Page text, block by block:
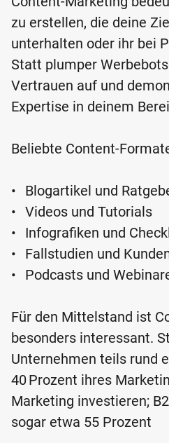
zu erstellen, die deine
unterhalten oder ihr bei
Statt plumper
Vertrauen auf und
Expertise in deinem
Beliebte Content-
•
Blogartikel und
• Videos und Tutorials
•
Infografiken und
•
Fallstudien und
•
Podcasts und
Für den Mittelstand ist
besonders interessant.
Unternehmen teils rund
40 Prozent ihres
Marketing investieren;
sogar etwa 55 Prozent